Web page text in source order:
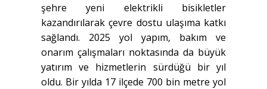
şehre yeni elektrikli bisikletler
kazandırılarak çevre dostu ulaşıma katkı
sağlandı. 2025 yol yapım, bakım ve
onarım çalışmaları noktasında da büyük
yatırım ve hizmetlerin sürdüğü bir yıl
oldu. Bir yılda 17 ilçede 700 bin metre yol